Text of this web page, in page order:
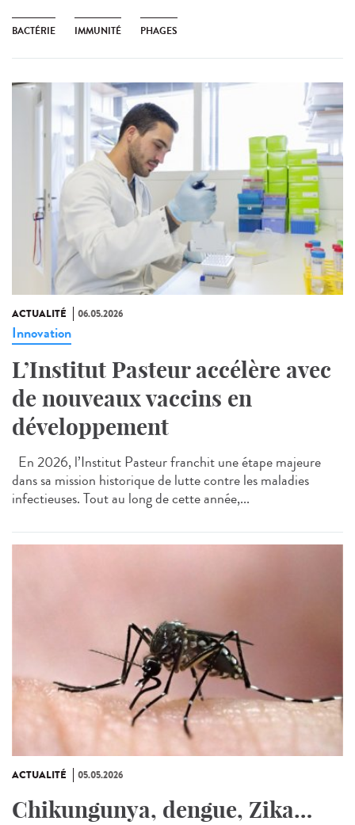
BACTÉRIE IMMUNITÉ PHAGES
ACTUALITÉ 06.05.2026
Innovation
L’Institut Pasteur accélère avec
de nouveaux vaccins en
développement
En 2026, l’Institut Pasteur franchit une étape majeure
dans sa mission historique de lutte contre les maladies
infectieuses. Tout au long de cette année,...
ACTUALITÉ 05.05.2026
Chikungunya, dengue, Zika…